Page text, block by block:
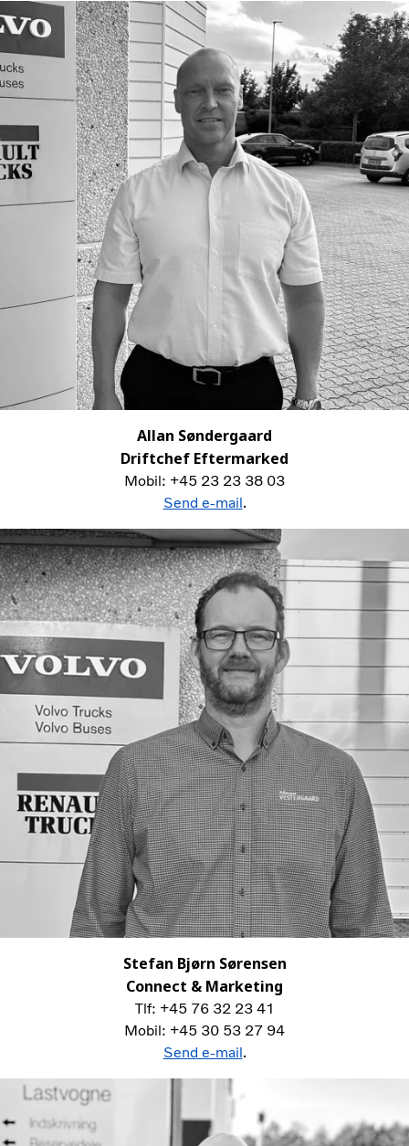
Allan Søndergaard
Driftchef Eftermarked
Mobil: +45 23 23 38 03
Send e-mail.
Stefan Bjørn Sørensen
Connect & Marketing
Tlf: +45 76 32 23 41
Mobil: +45 30 53 27 94
Send e-mail.